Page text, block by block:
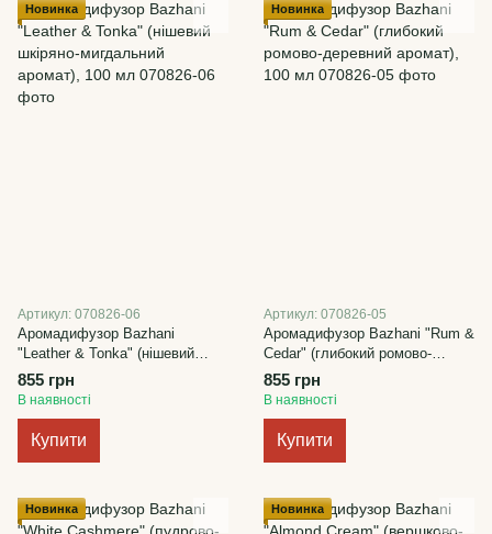
Новинка
Артикул: 070826-06
Аромадифузор Bazhani
"Leather & Tonka" (нішевий
шкіряно-мигдальний аромат),
100 мл
855 грн
В наявності
Купити
Новинка
Артикул: 070826-05
Аромадифузор Bazhani "Rum &
Cedar" (глибокий ромово-
деревний аромат), 100 мл
855 грн
В наявності
Купити
Новинка Новинка